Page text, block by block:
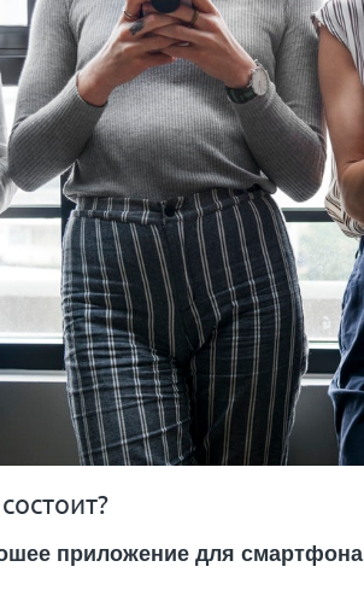
приложение для смартфона